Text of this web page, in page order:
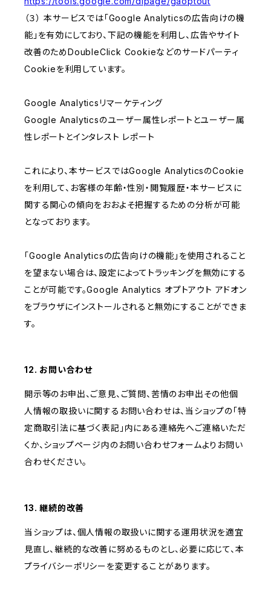
（３） 本サービスでは「Google Analyticsの広告向けの機
能」を有効にしており、下記の機能を利用し、広告やサイト
改善のためDoubleClick Cookieなどのサードパーティ
Cookieを利用しています。
Google Analyticsリマーケティング
Google Analyticsのユーザー属性レポートとユーザー属
性レポートとインタレスト レポート
これにより、本サービスではGoogle AnalyticsのCookie
を利用して、お客様の年齢・性別・閲覧履歴・本サービスに
関する関心の傾向をおおよそ把握するための分析が可能
となっております。
「Google Analyticsの広告向けの機能」を使用されること
を望まない場合は、設定によってトラッキングを無効にする
ことが可能です。Google Analytics オプトアウト アドオン
をブラウザにインストールされると無効にすることができま
す。
12. お問い合わせ
開示等のお申出、ご意見、ご質問、苦情のお申出その他個
人情報の取扱いに関するお問い合わせは、当ショップの「特
定商取引法に基づく表記」内にある連絡先へご連絡いただ
くか、ショップページ内のお問い合わせフォームよりお問い
合わせください。
13. 継続的改善
当ショップは、個人情報の取扱いに関する運用状況を適宜
見直し、継続的な改善に努めるものとし、必要に応じて、本
プライバシーポリシーを変更することがあります。